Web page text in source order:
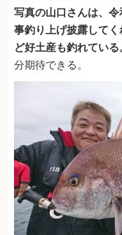
写真の山口さんは、
事釣り上げ披露して
ど好土産も釣れている
分期待できる。